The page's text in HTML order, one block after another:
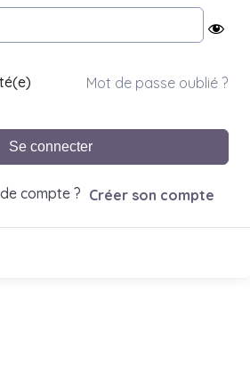
Mot de passe oublié ?
Se connecter
compte ? Créer son compte